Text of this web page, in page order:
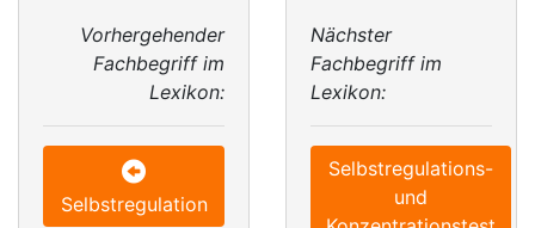
Vorhergehender
Fachbegriff im
Lexikon:
Selbstregulation
Nächster
Fachbegriff im
Lexikon:
Selbstregulations-
und